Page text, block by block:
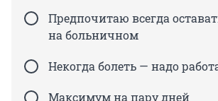
Предпочитаю всегда
на больничном
Некогда болеть — надо
Максимум на пару дней